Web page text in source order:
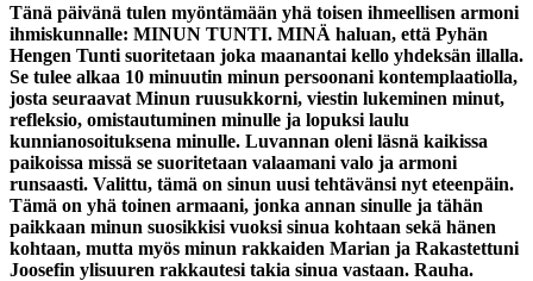
Tänä päivänä tulen myöntämään yhä toisen ihmeellisen armoni
ihmiskunnalle: MINUN TUNTI. MINÄ haluan, että Pyhän
Hengen Tunti suoritetaan joka maanantai kello yhdeksän illalla.
Se tulee alkaa 10 minuutin minun persoonani kontemplaatiolla,
josta seuraavat Minun ruusukkorni, viestin lukeminen minut,
refleksio, omistautuminen minulle ja lopuksi laulu
kunnianosoituksena minulle. Luvannan oleni läsnä kaikissa
paikoissa missä se suoritetaan valaamani valo ja armoni
runsaasti. Valittu, tämä on sinun uusi tehtävänsi nyt eteenpäin.
Tämä on yhä toinen armaani, jonka annan sinulle ja tähän
paikkaan minun suosikkisi vuoksi sinua kohtaan sekä hänen
kohtaan, mutta myös minun rakkaiden Marian ja Rakastettuni
Joosefin ylisuuren rakkautesi takia sinua vastaan. Rauha.